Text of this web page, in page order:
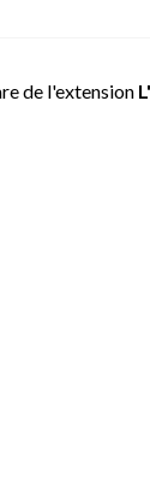
de l'extension